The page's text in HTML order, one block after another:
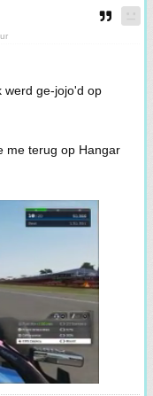
werd ge-jojo'd op
me terug op Hangar